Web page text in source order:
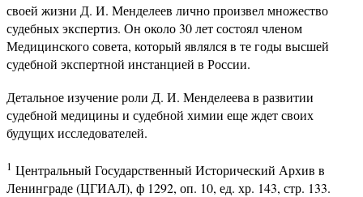
своей жизни Д. И. Менделеев лично произвел множество
судебных экспертиз. Он около 30 лет состоял членом
Медицинского совета, который являлся в те годы высшей
судебной экспертной инстанцией в России.
Детальное изучение роли Д. И. Менделеева в развитии
судебной медицины и судебной химии еще ждет своих
будущих исследователей.
1 Центральный Государственный Исторический Архив в
Ленинграде (ЦГИАЛ), ф 1292, оп. 10, ед. хр. 143, стр. 133.